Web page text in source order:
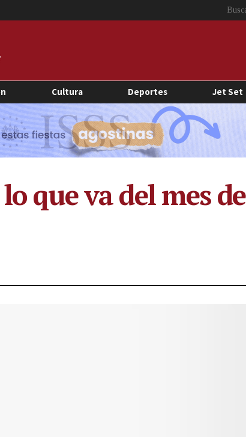
Cultura Deportes Jet Set
que va del mes de